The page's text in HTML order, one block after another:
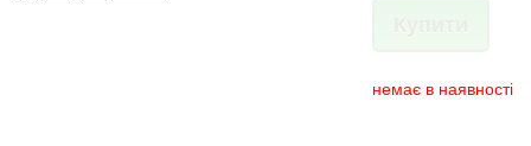
немає в наявності